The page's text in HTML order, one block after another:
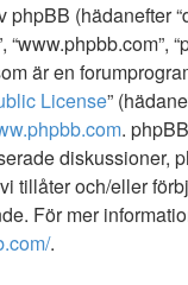
(hädanefter
“www.phpbb.com”,
är en
License”
.
diskussioner,
tillåter och/eller
För mer
.